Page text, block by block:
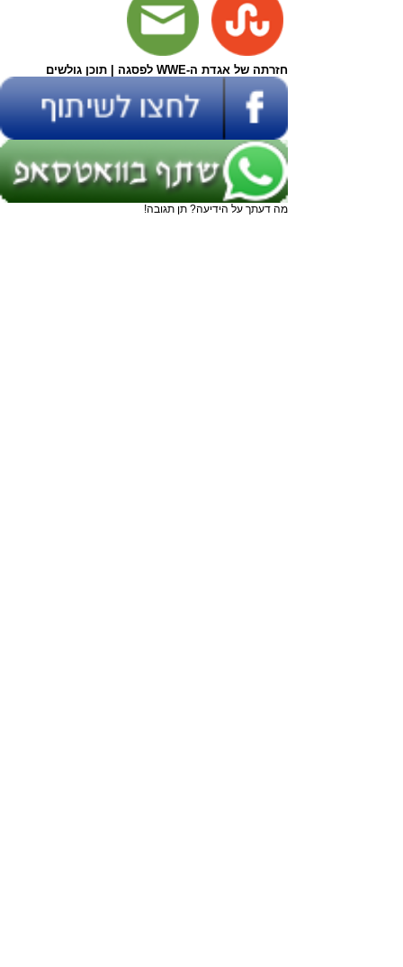
חזרתה של אגדת ה-WWE לפסגה | תוכן גולשים
מה דעתך על הידיעה? תן תגובה!